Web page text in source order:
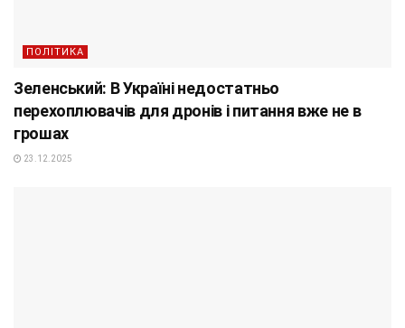
ПОЛІТИКА
Зеленський: В Україні недостатньо
перехоплювачів для дронів і питання вже не в
грошах
23.12.2025